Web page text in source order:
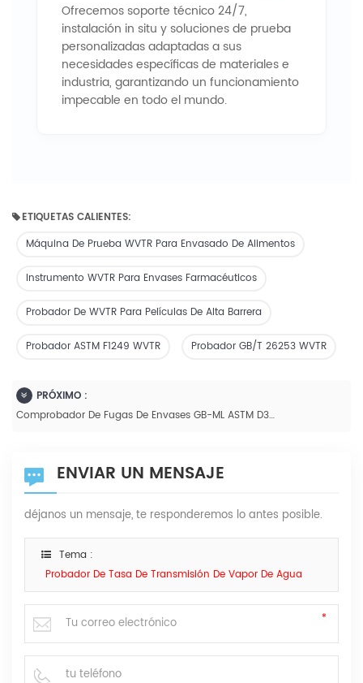
Ofrecemos soporte técnico 24/7,
instalación in situ y soluciones de prueba
personalizadas adaptadas a sus
necesidades específicas de materiales e
industria, garantizando un funcionamiento
impecable en todo el mundo.
ETIQUETAS CALIENTES:
Máquina De Prueba WVTR Para Envasado De Alimentos
Instrumento WVTR Para Envases Farmacéuticos
Probador De WVTR Para Películas De Alta Barrera
Probador ASTM F1249 WVTR Probador GB/T 26253 WVTR
PRÓXIMO :
Comprobador De Fugas De Envases GB-ML ASTM D3078, GB/T 15171
ENVIAR UN MENSAJE
déjanos un mensaje, te responderemos lo antes posible.
Tema :
Probador De Tasa De Transmisión De Vapor De Agua